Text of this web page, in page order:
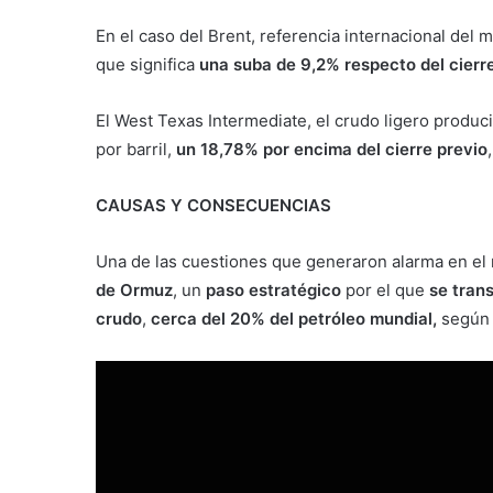
En el caso del Brent, referencia internacional del
que significa una suba de 9,2% respecto del
El West Texas Intermediate, el crudo ligero
por barril, un 18,78% por encima del cierre previo
CAUSAS Y CONSECUENCIAS
Una de las cuestiones que generaron alarma en
de Ormuz, un paso estratégico por el que se
crudo, cerca del 20% del petróleo mundial,